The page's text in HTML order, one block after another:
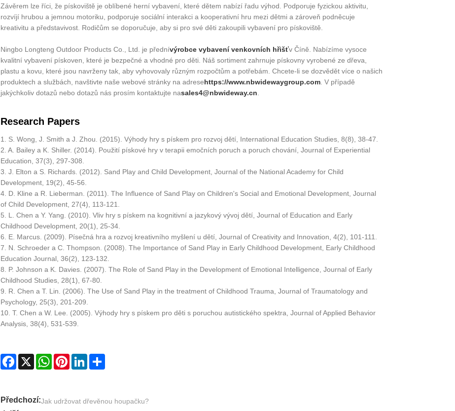
Závěrem lze říci, že pískoviště je oblíbené herní vybavení, které dětem nabízí řadu výhod. Podporuje fyzickou aktivitu,
rozvíjí hrubou a jemnou motoriku, podporuje sociální interakci a kooperativní hru mezi dětmi a zároveň podněcuje
kreativitu a představivost. Rodičům se doporučuje, aby si pro své děti zakoupili vybavení pro pískoviště.
Ningbo Longteng Outdoor Products Co., Ltd. je přednívýrobce vybavení venkovních hřišťv Číně. Nabízíme vysoce
kvalitní vybavení pískoven, které je bezpečné a vhodné pro děti. Náš sortiment zahrnuje pískovny vyrobené ze dřeva,
plastu a kovu, které jsou navrženy tak, aby vyhovovaly různým rozpočtům a potřebám. Chcete-li se dozvědět více o našich
produktech a službách, navštivte naše webové stránky na adresehttps://www.nbwidewaygroup.com . V případě
jakýchkoliv dotazů nebo dotazů nás prosím kontaktujte nasales4@nbwideway.cn
Research Papers
1. S. Wong, J. Smith a J. Zhou. (2015). Výhody hry s pískem pro rozvoj dětí, International Education Studies, 8(8), 38-47.
2. A. Bailey a K. Shiller. (2014). Použití pískové hry v terapii emočních poruch a poruch chování, Journal of Experiential
Education, 37(3), 297-308.
3. J. Elton a S. Richards. (2012). Sand Play and Child Development, Journal of the National Academy for Child
Development, 19(2), 45-56.
4. D. Kline a R. Lieberman. (2011). The Influence of Sand Play on Children's Social and Emotional Development, Journal
of Child Development, 27(4), 113-121.
5. L. Chen a Y. Yang. (2010). Vliv hry s pískem na kognitivní a jazykový vývoj dětí, Journal of Education and Early
Childhood Development, 20(1), 25-34.
6. E. Marcus. (2009). Písečná hra a rozvoj kreativního myšlení u dětí, Journal of Creativity and Innovation, 4(2), 101-111.
7. N. Schroeder a C. Thompson. (2008). The Importance of Sand Play in Early Childhood Development, Early Childhood
Education Journal, 36(2), 123-132.
8. P. Johnson a K. Davies. (2007). The Role of Sand Play in the Development of Emotional Intelligence, Journal of Early
Childhood Studies, 28(1), 67-80.
9. R. Chen a T. Lin. (2006). The Use of Sand Play in the treatment of Childhood Trauma, Journal of Traumatology and
Psychology, 25(3), 201-209.
10. T. Chen a W. Lee. (2005). Výhody hry s pískem pro děti s poruchou autistického spektra, Journal of Applied Behavior
Analysis, 38(4), 531-539.
Facebook
X WhatsAppPinterestLinkedIn
Předchozí:Jak udržovat dřevěnou houpačku?